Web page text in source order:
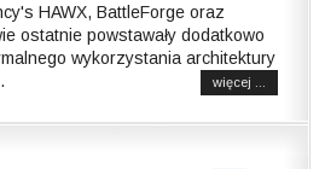
HAWX, BattleForge oraz
ostatnie powstawały dodatkowo
wykorzystania architektury
więcej ...